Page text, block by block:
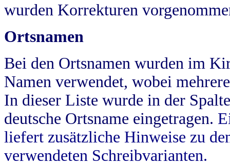
wurden Korrekturen
Ortsnamen
Bei den Ortsnamen wurden im
Namen verwendet, wobei
In dieser Liste wurde in der
deutsche Ortsname eingetragen.
liefert zusätzliche Hinweise zu
verwendeten Schreibvarianten.